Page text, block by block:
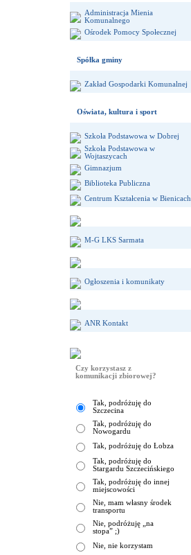
Administracja Mienia
Komunalnego
Ośrodek Pomocy Społecznej
Spółka gminy
Zakład Gospodarki Komunalnej
Oświata, kultura i sport
Szkoła Podstawowa w Dobrej
Szkoła Podstawowa w
Wojtaszycach
Gimnazjum
Biblioteka Publiczna
Centrum Kształcenia w Bienicach
M-G LKS Sarmata
Ogłoszenia i komunikaty
ANR Kontakt
Czy korzystasz z
komunikacji zbiorowej?
Tak, podróżuję do
Szczecina
Tak, podróżuję do
Nowogardu
Tak, podróżuję do Łobza
Tak, podróżuję do
Stargardu Szczecińskiego
Tak, podróżuję do innej
miejscowości
Nie, mam własny środek
transportu
Nie, podróżuję „na
stopa” ;)
Nie, nie korzystam